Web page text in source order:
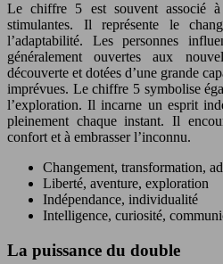
Le chiffre 5 est souvent associé
stimulantes. Il représente le
l’adaptabilité. Les personnes
généralement ouvertes aux
découverte et dotées d’une grande
imprévues. Le chiffre 5 symbolise
l’exploration. Il incarne un esprit
pleinement chaque instant. Il
confort et à embrasser l’inconnu.
Changement, transformation,
Liberté, aventure, exploration
Indépendance, individualité
Intelligence, curiosité,
La puissance du double